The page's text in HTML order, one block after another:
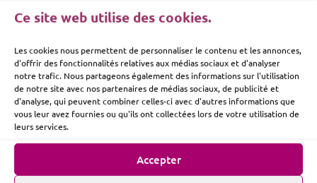
Ce site web utilise des cookies.
Les cookies nous permettent de personnaliser le contenu et les annonces,
d'offrir des fonctionnalités relatives aux médias sociaux et d'analyser
notre trafic. Nous partageons également des informations sur l'utilisation
de notre site avec nos partenaires de médias sociaux, de publicité et
d'analyse, qui peuvent combiner celles-ci avec d'autres informations que
vous leur avez fournies ou qu'ils ont collectées lors de votre utilisation de
leurs services.
Accepter
ME SUIVRE